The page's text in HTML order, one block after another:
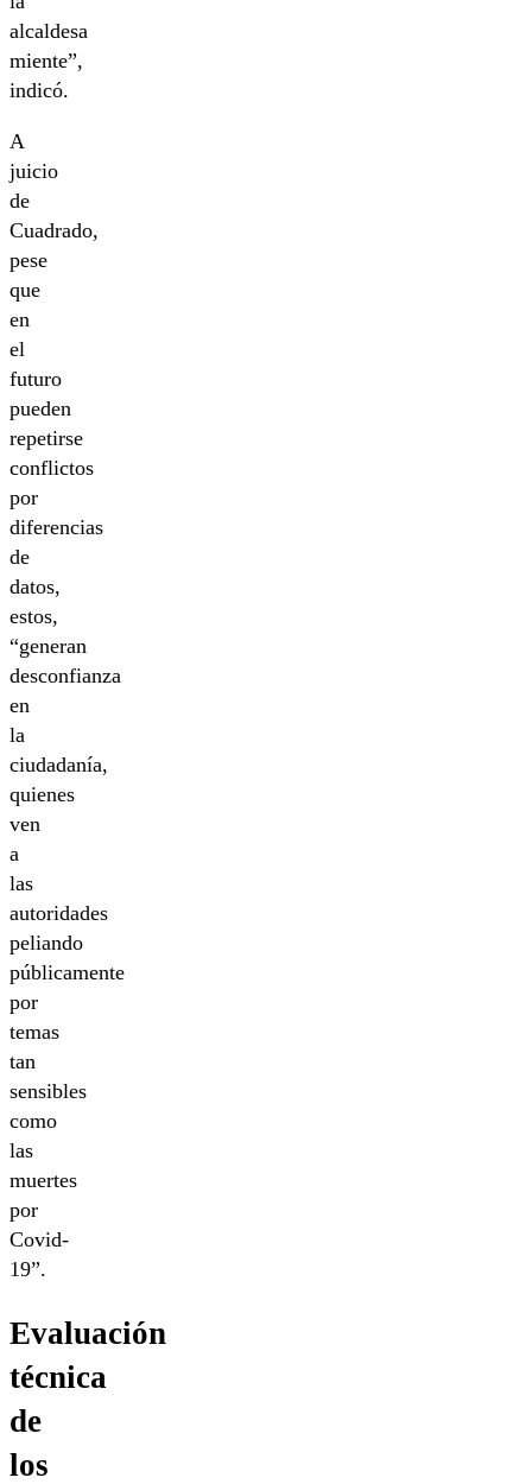
alcaldesa
miente”,
indicó.
A
juicio
de
Cuadrado,
pese
que
en
el
futuro
pueden
repetirse
conflictos
por
diferencias
de
datos,
estos,
“generan
desconfianza
en
la
ciudadanía,
quienes
ven
a
las
autoridades
peliando
públicamente
por
temas
tan
sensibles
como
las
muertes
por
Covid-
19”.
Evaluación
técnica
de
los